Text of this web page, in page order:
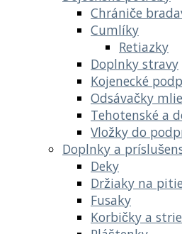
Chrániče
Cumlíky
Retiazky
Doplnky stravy
Kojenecké
Odsávačky
Tehotenské a
Vložky do
Doplnky a
Deky
Držiaky na
Fusaky
Korbičky a